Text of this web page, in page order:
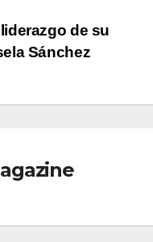
de su
Sánchez